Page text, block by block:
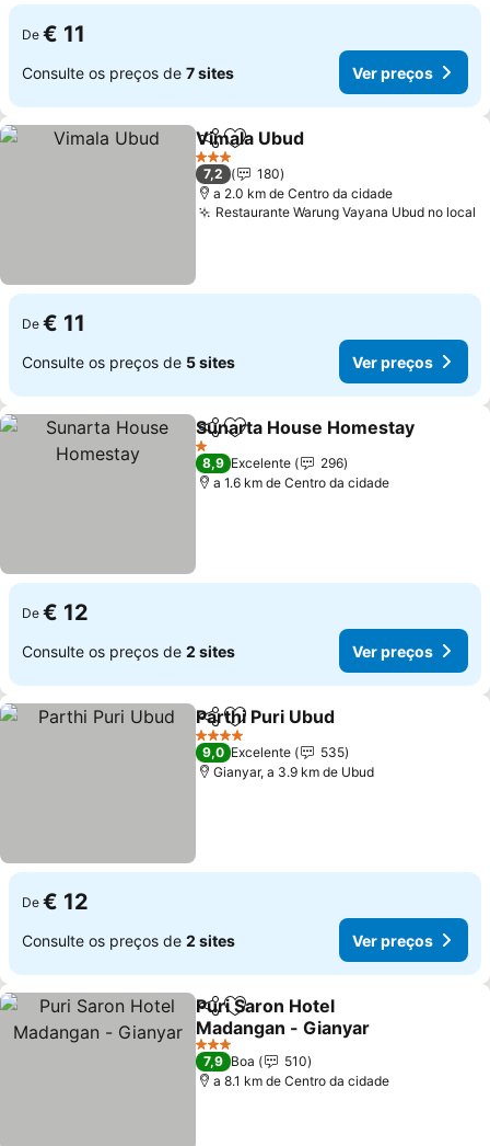
De € 11
Consulte os preços de 7 sites Ver preços
PartilharAdicionar aos favoritos
Vimala Ubud
3 Estrelas
7,2
180
a 2.0 km de Centro da cidade
Restaurante Warung Vayana Ubud no local
De € 11
Consulte os preços de 5 sites Ver preços
PartilharAdicionar aos favoritos
Sunarta House Homestay
1 Estrelas
8,9 Excelente
296
a 1.6 km de Centro da cidade
De € 12
Consulte os preços de 2 sites Ver preços
PartilharAdicionar aos favoritos
Parthi Puri Ubud
4 Estrelas
9,0 Excelente
535
Gianyar, a 3.9 km de Ubud
De € 12
Consulte os preços de 2 sites Ver preços
PartilharAdicionar aos favoritos
Puri Saron Hotel
Madangan - Gianyar
3 Estrelas
7,9 Boa
510
a 8.1 km de Centro da cidade